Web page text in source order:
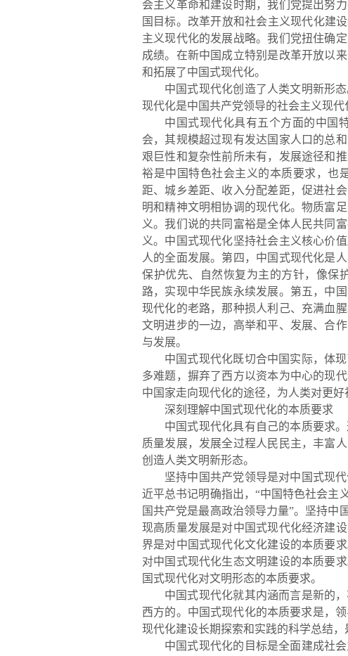
会主义革命和建设时期，我们党提出努
国目标。改革开放和社会主义现代化建
主义现代化的发展战略。我们党扭住确
成绩。在新中国成立特别是改革开放以
和拓展了中国式现代化。
中国式现代化创造了人类文明新形
现代化是中国共产党领导的社会主义现
中国式现代化具有五个方面的中国
会，其规模超过现有发达 国家人口的总
艰巨性和复杂性前所未有，发展途径和
裕是中国特色社会主义的本质要求，也
距、城乡差距、收入分配差距，促进社
明和精神文明相协调的现代化。物质富
义。我们说的共同富裕是全体人民共同
义。中国式现代化坚持社会主义核心价
人的全面发展。第四，中国式现代化是
保护优先、自然恢复为主的方针，像保
路，实现中华民族永续发展。第五，中
现代化的老路，那种损人利己、充满血
文明进步的一边，高举和平、发展、合
与发展。
中国式现代化既切合中国实际，体
多难题，摒弃了西方以资本为中心的现
中国家走向现代化的途径，为人类对更
深刻理解中国式现代化的本质要求
中国式现代化具有自己的本质要求
质量发展，发展全过程人民民主，丰富
创造人类文明新形态。
坚持中国共产党领导是对中国式现
近平总书记明确指出，“中国特色社会主
国共产党是最高政治领导力量”。坚持
现高质量发展是对中国式现代化经济建
界是对中国式现代化文化建设的本质要
对中国式现代化生态文明建设的本质要
国式现代化对文明形态的本质要求。
中国式现代化就其内涵而言是新的
西方的。中国式现代化的本质要求是，
现代化建设长期探索和实践的科学总结
中国式现代化的目标是全面建成社